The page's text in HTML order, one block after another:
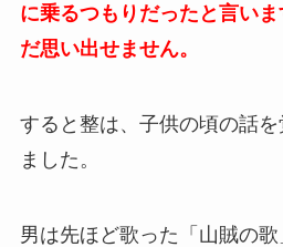
に乗るつもりだったと言い
だ思い出せません。
すると整は、子供の頃の話
ました。
男は先ほど歌った「山賊の